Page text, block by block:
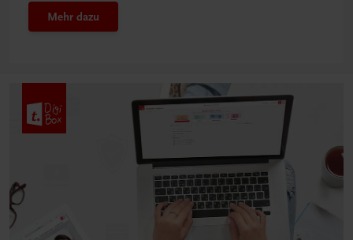
Mehr dazu